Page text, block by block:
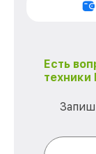
Есть